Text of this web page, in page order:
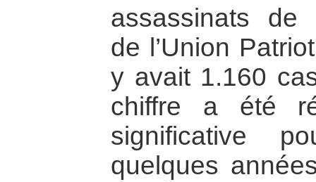
assassinats de
de l’Union
y avait 1.160
chiffre a été
significative
quelques